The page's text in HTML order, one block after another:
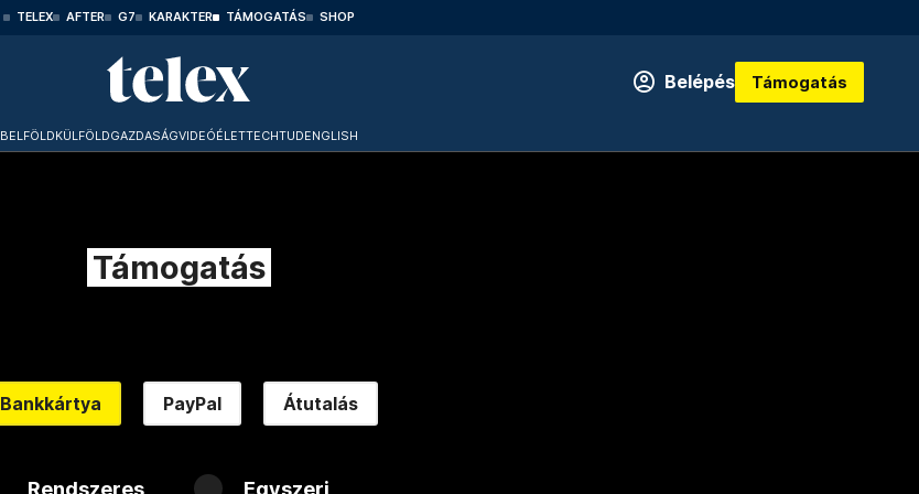
TELEX AFTER G7 KARAKTER TÁMOGATÁS SHOP
Belépés Támogatás
BELFÖLDKÜLFÖLDGAZDASÁGVIDEÓÉLETTECHTUDENGLISH
Támogatás
Bankkártya PayPal Átutalás
Rendszeres Egyszeri